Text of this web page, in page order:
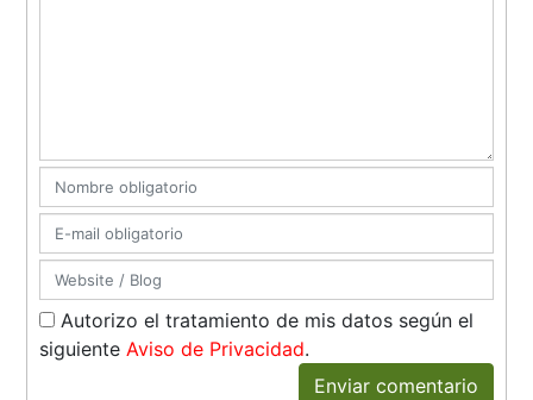
Autorizo el tratamiento de mis datos según el
siguienteAviso de Privacidad.
Enviar comentario